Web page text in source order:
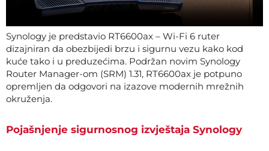
Synology je predstavio RT6600ax – Wi-Fi 6 ruter
dizajniran da obezbijedi brzu i sigurnu vezu kako kod
kuće tako i u preduzećima. Podržan novim Synology
Router Manager-om (SRM) 1.31, RT6600ax je potpuno
opremljen da odgovori na izazove modernih mrežnih
okruženja.
Pojašnjenje sigurnosnog izvještaja Synology